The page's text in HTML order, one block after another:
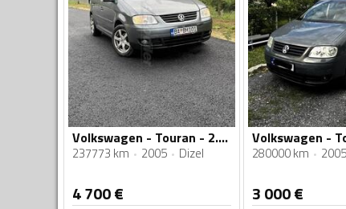
Volkswagen - Touran - 2.0 TDI
237773 km 2005 Dizel
4 700€
280000 km 2005
3 000€